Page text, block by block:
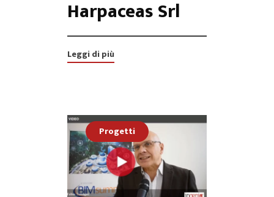
Harpaceas Srl
Leggi di più
Progetti